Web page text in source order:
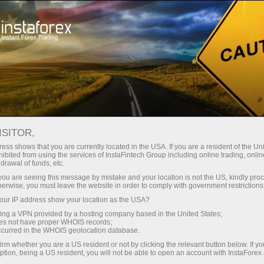
InstaForex билан сиз ҳақиқатан
эга бўласиз: 1:5000 гача кредит
елкаси, бозордаги энг яхши
спред ва комиссиялардан бири,
шунингдек акциялар ва
индекслар билан савдо қилиш
учун қулай шартлар.
Кичик
Ҳар бир депозит учун
30% бонус
Савдода
ва трассада тезлик
shows that you are currently located in the USA. If you are a resident of the
from using the services of InstaFintech Group including online trading,
of funds, etc.
are seeing this message by mistake and your location is not the US, kindly
you must leave the website in order to comply with government
IP address show your location as the USA?
a VPN provided by a hosting company based in the United States;
not have proper WHOIS records;
in the WHOIS geolocation database.
whether you are a US resident or not by clicking the relevant button below. If
being a US resident, you will not be able to open an account with InstaForex